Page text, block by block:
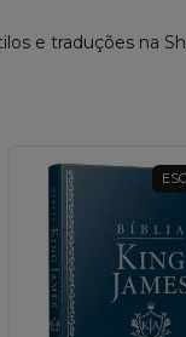
e traduções na